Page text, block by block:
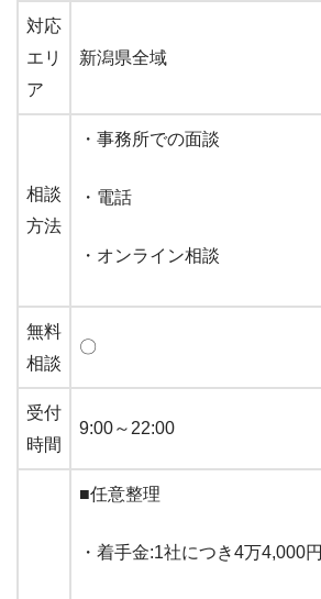
対応
エリ
ア
新潟県全域
相談
方法
・事務所での面談
・電話
・オンライン相談
無料
相談
〇
受付
時間
9:00～22:00
■任意整理
・着手金:1社につき4万4,000円